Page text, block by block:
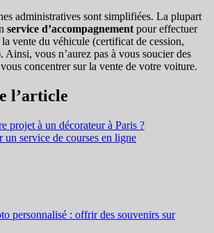
administratives sont simplifiées. La plupart
service d’accompagnement pour effectuer
la vente du véhicule (certificat de cession,
vous n’aurez pas à vous soucier des
concentrer sur la vente de votre voiture.
l’article
projet à un décorateur à Paris ?
un service de courses en ligne
personnalisé : offrir des souvenirs sur